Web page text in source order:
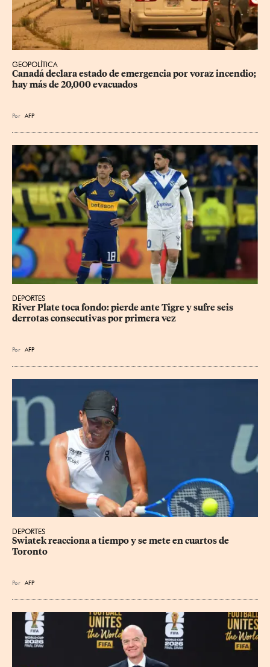
GEOPOLÍTICA
Canadá declara estado de emergencia por voraz incendio;
hay más de 20,000 evacuados
Por AFP
DEPORTES
River Plate toca fondo: pierde ante Tigre y sufre seis
derrotas consecutivas por primera vez
Por AFP
DEPORTES
Swiatek reacciona a tiempo y se mete en cuartos de
Toronto
Por AFP